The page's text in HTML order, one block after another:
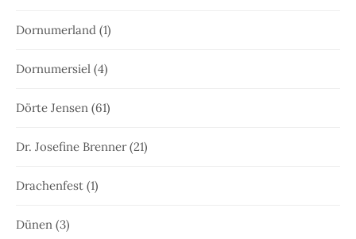
Dornumerland (1)
Dornumersiel (4)
Dörte Jensen (61)
Dr. Josefine Brenner(21)
Drachenfest (1)
Dünen (3)